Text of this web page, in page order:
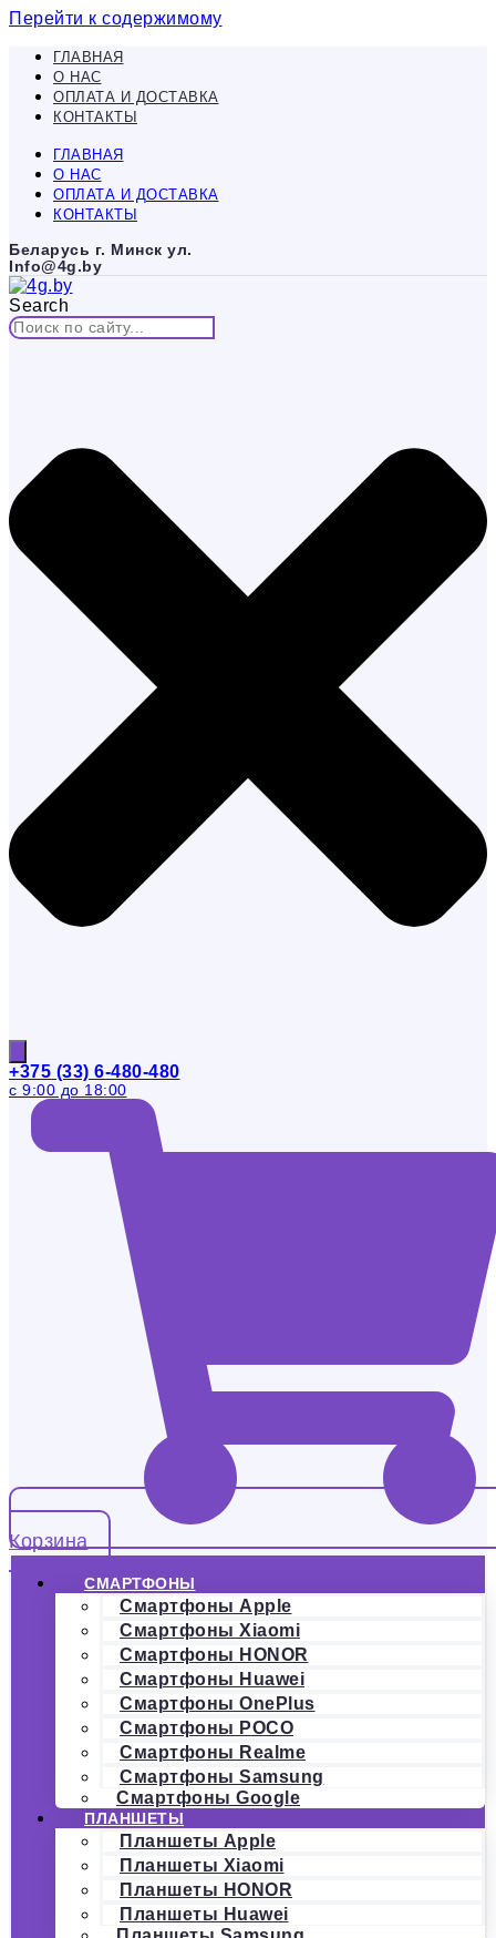
Перейти к содержимому
ГЛАВНАЯ
О НАС
ОПЛАТА И ДОСТАВКА
КОНТАКТЫ
ГЛАВНАЯ
О НАС
ОПЛАТА И ДОСТАВКА
КОНТАКТЫ
Беларусь г. Минск ул.
Info@4g.by
Search
+375 (33) 6-480-480
с 9:00 до 18:00
Корзина
СМАРТФОНЫ
Смартфоны Apple
Смартфоны Xiaomi
Смартфоны HONOR
Смартфоны Huawei
Смартфоны OnePlus
Смартфоны POCO
Смартфоны Realme
Смартфоны Samsung
Смартфоны Google
ПЛАНШЕТЫ
Планшеты Apple
Планшеты Xiaomi
Планшеты HONOR
Планшеты Huawei